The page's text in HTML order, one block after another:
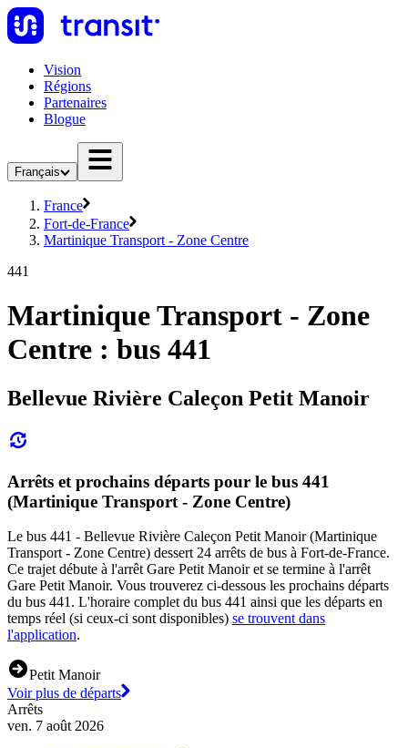
Vision
Régions
Partenaires
Blogue
Français
France
Fort-de-France
Martinique Transport - Zone Centre
441
Martinique Transport - Zone
Centre : bus 441
Bellevue Rivière Caleçon Petit Manoir
Arrêts et prochains départs pour le bus 441
(Martinique Transport - Zone Centre)
Le bus 441 - Bellevue Rivière Caleçon Petit Manoir (Martinique
Transport - Zone Centre) dessert 24 arrêts de bus à Fort-de-France.
Ce trajet débute à l'arrêt Gare Petit Manoir et se termine à l'arrêt
Gare Petit Manoir. Vous trouverez ci-dessous les prochains départs
du bus 441. L'horaire complet du bus 441 ainsi que les départs en
temps réel (si ceux-ci sont disponibles) se trouvent dans
l'application.
Petit Manoir
Voir plus de départs
Arrêts
ven. 7 août 2026